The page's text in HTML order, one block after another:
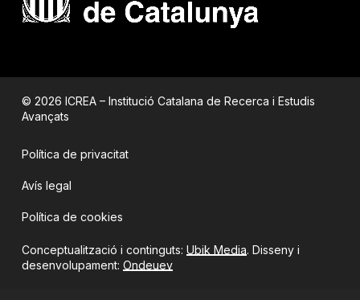
© 2026 ICREA – Institució Catalana de Recerca i Estudis
Avançats
Política de privacitat
Avís legal
Política de cookies
Conceptualització i continguts: Ubik Media. Disseny i
desenvolupament: Ondeuev